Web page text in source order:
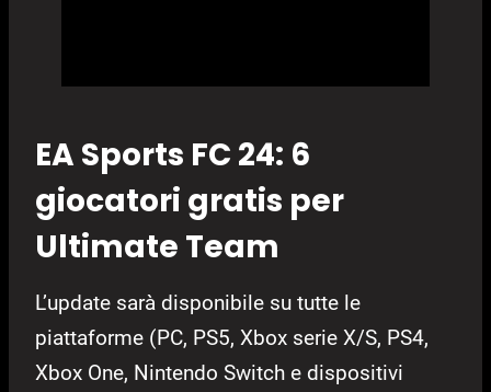
EA Sports FC 24: 6
giocatori gratis per
Ultimate Team
L’update sarà disponibile su tutte le
piattaforme (PC, PS5, Xbox serie X/S, PS4,
Xbox One, Nintendo Switch e dispositivi